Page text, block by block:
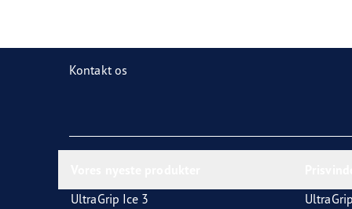
Kontakt os
UltraGrip Ice 3